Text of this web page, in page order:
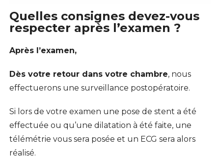
Quelles consignes devez-vous
respecter après l’examen ?
Après l’examen,
Dès votre retour dans votre chambre, nous
effectuerons une surveillance postopératoire.
Si lors de votre examen une pose de stent a été
effectuée ou qu’une dilatation à été faite, une
télémétrie vous sera posée et un ECG sera alors
réalisé.